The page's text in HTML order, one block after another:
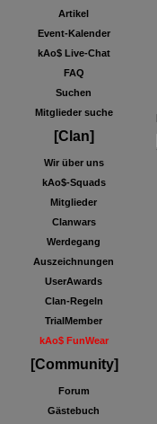
Artikel
Event-Kalender
kAo$ Live-Chat
FAQ
Suchen
Mitglieder suche
[Clan]
Wir über uns
kAo$-Squads
Mitglieder
Clanwars
Werdegang
Auszeichnungen
UserAwards
Clan-Regeln
TrialMember
kAo$ FunWear
[Community]
Forum
Gästebuch